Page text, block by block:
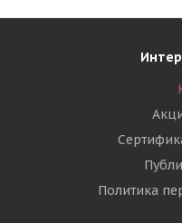
Политика